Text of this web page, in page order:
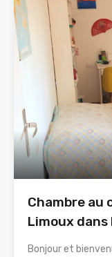
Chambre au
Limoux dans
Bonjour et